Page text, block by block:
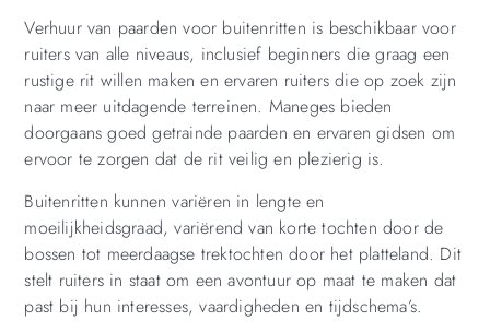
Verhuur van paarden voor buitenritten is beschikbaar voor
ruiters van alle niveaus, inclusief beginners die graag een
rustige rit willen maken en ervaren ruiters die op zoek zijn
naar meer uitdagende terreinen. Maneges bieden
doorgaans goed getrainde paarden en ervaren gidsen om
ervoor te zorgen dat de rit veilig en plezierig is.
Buitenritten kunnen variëren in lengte en
moeilijkheidsgraad, variërend van korte tochten door de
bossen tot meerdaagse trektochten door het platteland. Dit
stelt ruiters in staat om een avontuur op maat te maken dat
past bij hun interesses, vaardigheden en tijdschema’s.